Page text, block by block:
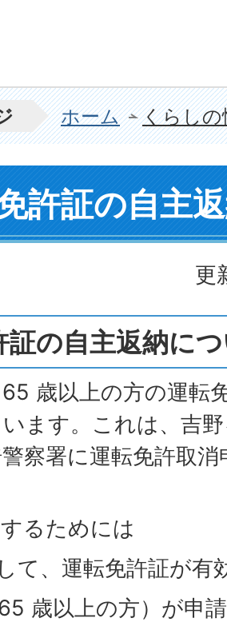
ホーム くらしの
許証の自主
更
証の自主返納に
歳以上の方の運転
ます。これは、吉
察署に運転免許取
るためには
て、運転免許証が有
歳以上の方）が申